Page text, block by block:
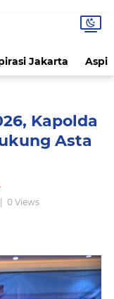
Jakarta
Kapolda
Asta
0Views